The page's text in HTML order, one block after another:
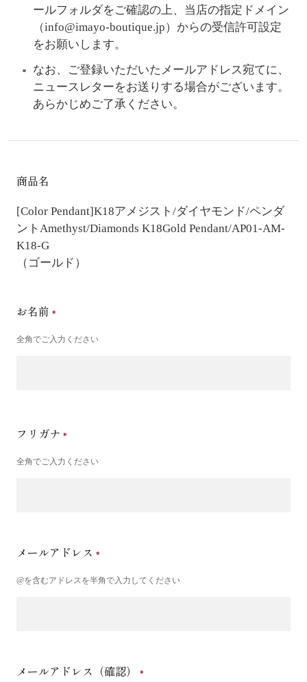
ールフォルダをご確認の上、当店の指定ドメイン
（info@imayo-boutique.jp）からの受信許可設定
をお願いします。
なお、ご登録いただいたメールアドレス宛てに、
ニュースレターをお送りする場合がございます。
あらかじめご了承ください。
商品名
[Color Pendant]K18アメジスト/ダイヤモンド/ペンダ
ント Amethyst/Diamonds K18Gold Pendant/AP01-AM-
K18-G
（ゴールド）
お名前
全角でご入力ください
フリガナ
全角でご入力ください
メールアドレス
@を含むアドレスを半角で入力してください
メールアドレス（確認）